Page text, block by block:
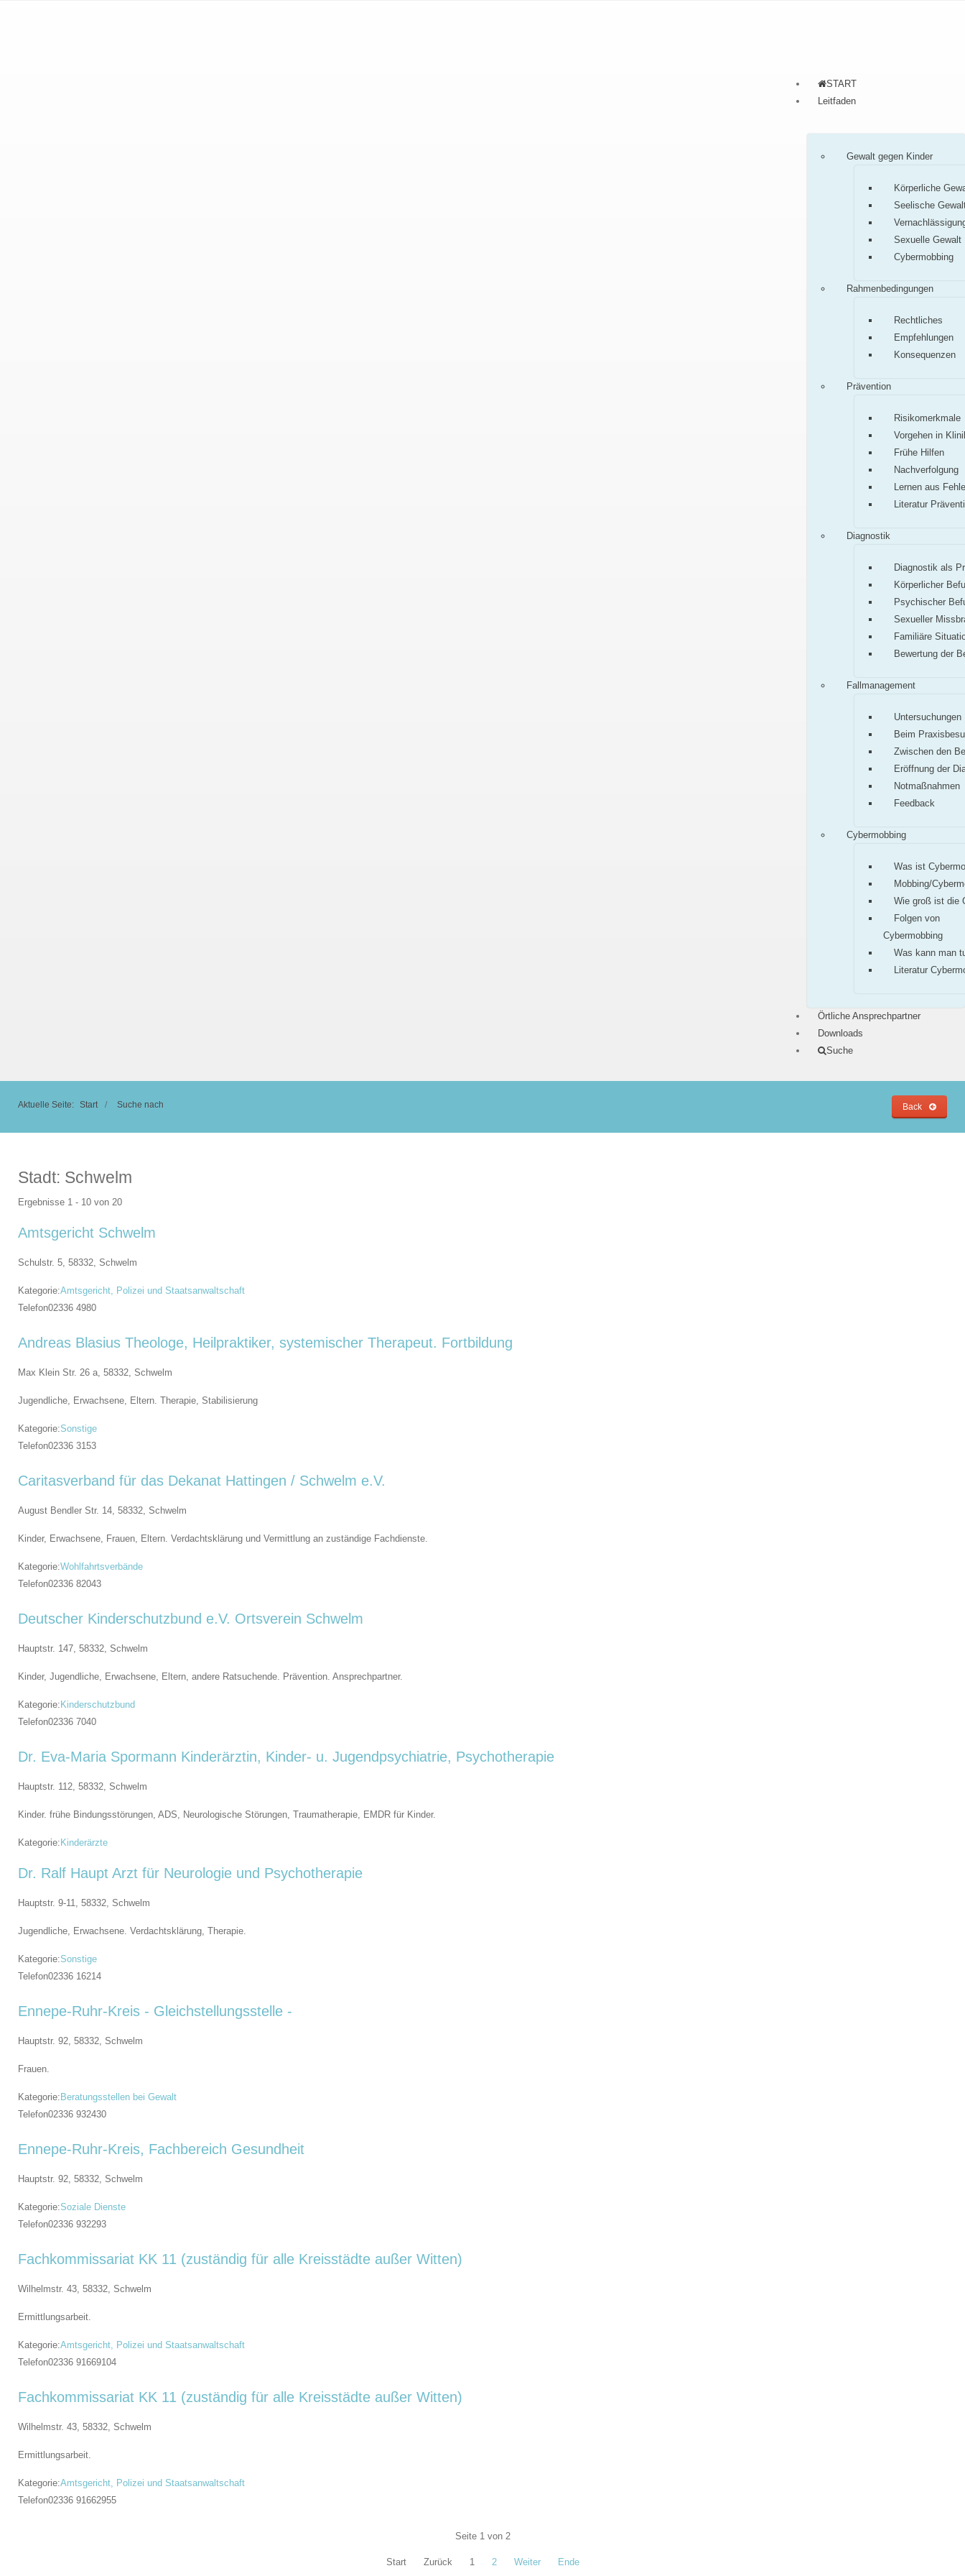
START
Leitfaden
Gewalt gegen Kinder
Körperliche
Seelische
Sexuelle Gewalt
Cybermobbing
Rahmenbedingungen
Rechtliches
Empfehlungen
Konsequenzen
Prävention
Risikomerkmale
Vorgehen in
Frühe Hilfen
Nachverfolgung
Lernen aus
Literatur
Diagnostik
Diagnostik als
Körperlicher
Psychischer
Sexueller
Familiäre
Bewertung der
Fallmanagement
Untersuchungen
Beim
Zwischen den
Eröffnung der
Notmaßnahmen
Feedback
Cybermobbing
Was ist
Mobbing/
Wie groß ist die
Folgen von
Cybermobbing
Was kann man
Literatur
Örtliche Ansprechpartner
Downloads
Suche
Aktuelle Seite: Start Suche nach Back
Stadt: Schwelm
Ergebnisse 1 - 10 von 20
Amtsgericht Schwelm
Schulstr. 5, 58332, Schwelm
Kategorie:Amtsgericht, Polizei und Staatsanwaltschaft
Telefon02336 4980
Andreas Blasius Theologe, Heilpraktiker, systemischer Therapeut. Fortbildung
Max Klein Str. 26 a, 58332, Schwelm
Jugendliche, Erwachsene, Eltern. Therapie, Stabilisierung
Kategorie:Sonstige
Telefon02336 3153
Caritasverband für das Dekanat Hattingen / Schwelm e.V.
August Bendler Str. 14, 58332, Schwelm
Kinder, Erwachsene, Frauen, Eltern. Verdachtsklärung und Vermittlung an zuständige Fachdienste.
Kategorie:Wohlfahrtsverbände
Telefon02336 82043
Deutscher Kinderschutzbund e.V. Ortsverein Schwelm
Hauptstr. 147, 58332, Schwelm
Kinder, Jugendliche, Erwachsene, Eltern, andere Ratsuchende. Prävention. Ansprechpartner.
Kategorie: Kinderschutzbund
Telefon02336 7040
Dr. Eva-Maria Spormann Kinderärztin, Kinder- u. Jugendpsychiatrie, Psychotherapie
Hauptstr. 112, 58332, Schwelm
Kinder. frühe Bindungsstörungen, ADS, Neurologische Störungen, Traumatherapie, EMDR für Kinder.
Kategorie: Kinderärzte
Dr. Ralf Haupt Arzt für Neurologie und Psychotherapie
Hauptstr. 9-11, 58332, Schwelm
Jugendliche, Erwachsene. Verdachtsklärung, Therapie.
Kategorie:Sonstige
Telefon02336 16214
Ennepe-Ruhr-Kreis - Gleichstellungsstelle -
Hauptstr. 92, 58332, Schwelm
Frauen.
Kategorie: Beratungsstellen bei Gewalt
Telefon02336 932430
Ennepe-Ruhr-Kreis, Fachbereich Gesundheit
Hauptstr. 92, 58332, Schwelm
Kategorie:Soziale Dienste
Telefon02336 932293
Fachkommissariat KK 11 (zuständig für alle Kreisstädte außer Witten)
Wilhelmstr. 43, 58332, Schwelm
Ermittlungsarbeit.
Kategorie:Amtsgericht, Polizei und Staatsanwaltschaft
Telefon02336 91669104
Fachkommissariat KK 11 (zuständig für alle Kreisstädte außer Witten)
Wilhelmstr. 43, 58332, Schwelm
Ermittlungsarbeit.
Kategorie:Amtsgericht, Polizei und Staatsanwaltschaft
Telefon02336 91662955
Seite 1 von 2
Start Zurück 1 2 Weiter Ende